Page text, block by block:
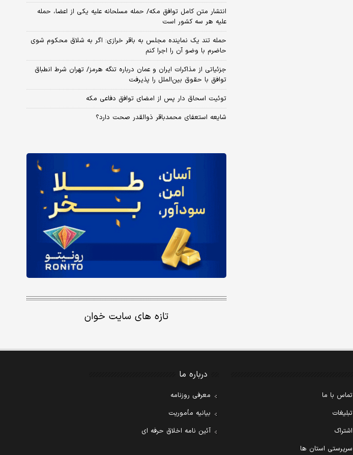
انتشار متن کامل توافق مکه/ حمله مسلحانه علیه یکی از اعضا، حمله
علیه هر سه کشور است
حمله تند یک نماینده مجلس به باقر خرازی: اگر به شلاق محکوم شوی
حاضرم با وضو آن را اجرا کنم
جزئیاتی از مذاکرات ایران و عمان درباره تنگه هرمز/ تهران شرط انطباق
توافق با حقوق بین‌الملل را پذیرفت
توئیت اسحاق دار پس از امضای توافق دفاعی مکه
شایعه استعفای محمدباقر ذوالقدر صحت دارد؟
تازه های سایت خوان
تماس با ما
تبلیغات
اشتراک
سرپرستی استان ها
درباره ما
معرفی روزنامه
بیانیه مأموریت
آئین نامه اخلاق حرفه ای